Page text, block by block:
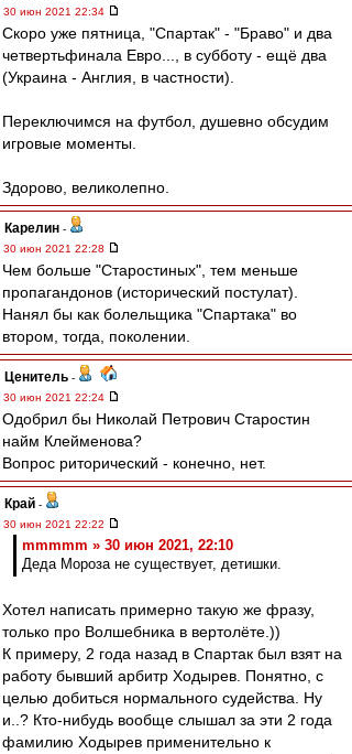
30 июн 2021 22:34
Скоро уже пятница, "Спартак" - "Браво" и два
четвертьфинала Евро..., в субботу - ещё два
(Украина - Англия, в частности).
Переключимся на футбол, душевно обсудим
игровые моменты.
Здорово, великолепно.
Карелин -
30 июн 2021 22:28
Чем больше "Старостиных", тем меньше
пропагандонов (исторический постулат).
Нанял бы как болельщика "Спартака" во
втором, тогда, поколении.
Ценитель -
30 июн 2021 22:24
Одобрил бы Николай Петрович Старостин
найм Клейменова?
Вопрос риторический - конечно, нет.
Край -
30 июн 2021 22:22
mmmmm » 30 июн 2021, 22:10
Деда Мороза не существует, детишки.
Хотел написать примерно такую же фразу,
только про Волшебника в вертолёте.))
К примеру, 2 года назад в Спартак был взят на
работу бывший арбитр Ходырев. Понятно, с
целью добиться нормального судейства. Ну
и..? Кто-нибудь вообще слышал за эти 2 года
фамилию Ходырев применительно к